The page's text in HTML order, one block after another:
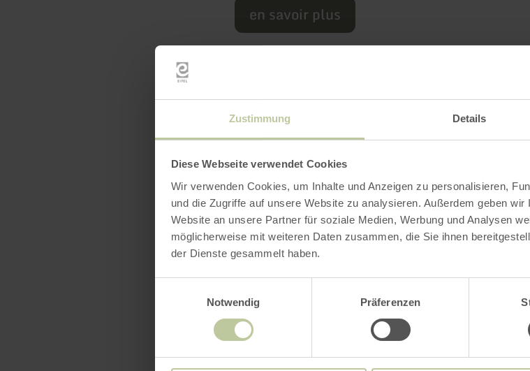
Zustimmung Details
Diese Webseite verwendet Cookies
Wir verwenden Cookies, um Inhalte und Anzeigen zu personalisieren,
und die Zugriffe auf unsere Website zu analysieren. Außerdem geben
Website an unsere Partner für soziale Medien, Werbung und Analysen
möglicherweise mit weiteren Daten zusammen, die Sie ihnen
der Dienste gesammelt haben.
Notwendig
Präferenzen
en savoir plus
Plus
Équipements